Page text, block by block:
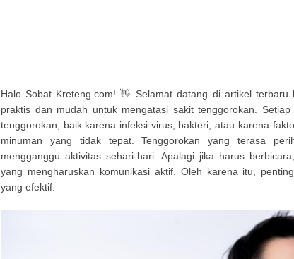
Halo Sobat Kreteng.com! 👋 Selamat datang di artikel terbaru
praktis dan mudah untuk mengatasi sakit tenggorokan.
tenggorokan, baik karena infeksi virus, bakteri, atau karena
minuman yang tidak tepat. Tenggorokan yang terasa
mengganggu aktivitas sehari-hari. Apalagi jika harus
yang mengharuskan komunikasi aktif. Oleh karena itu,
yang efektif.